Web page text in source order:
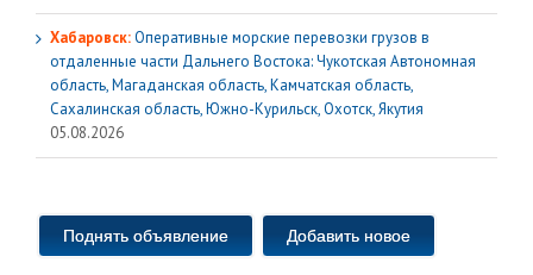
Хабаровск:Оперативные морские перевозки грузов в
отдаленные части Дальнего Востока: Чукотская Автономная
область, Магаданская область, Камчатская область,
Сахалинская область, Южно-Курильск, Охотск, Якутия
05.08.2026
Поднять объявление Добавить новое